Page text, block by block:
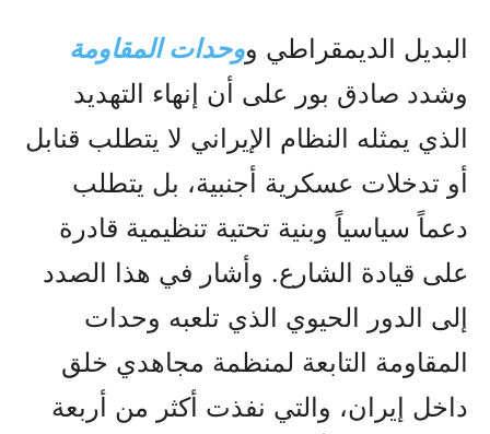
البديل الديمقراطي ووحدات المقاومة
وشدد صادق بور على أن إنهاء التهديد
الذي يمثله النظام الإيراني لا يتطلب قنابل
أو تدخلات عسكرية أجنبية، بل يتطلب
دعماً سياسياً وبنية تحتية تنظيمية قادرة
على قيادة الشارع. وأشار في هذا الصدد
إلى الدور الحيوي الذي تلعبه وحدات
المقاومة التابعة لمنظمة مجاهدي خلق
داخل إيران، والتي نفذت أكثر من أربعة